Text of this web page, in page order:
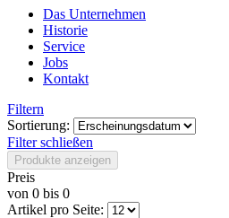
Das Unternehmen
Historie
Service
Jobs
Kontakt
Filtern
Sortierung:
Filter schließen
Produkte anzeigen
Preis
von 0 bis 0
Artikel pro Seite: